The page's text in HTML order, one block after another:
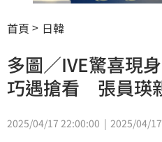
首頁 日韓
多圖／IVE驚喜現
巧遇搶看 張員瑛
2025/04/17 22:00:00 2025/04/